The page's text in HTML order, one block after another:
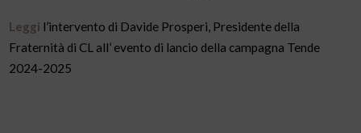
Leggi l’intervento di Davide Prosperi, Presidente della
Fraternità di CL all’ evento di lancio della campagna Tende
2024-2025